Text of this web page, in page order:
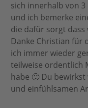
sich innerhalb von
und ich bemerke
die dafür sorgt dass
Danke Christian für
ich immer wieder
teilweise ordentlich
habe 🙂 Du
und einfühlsamen